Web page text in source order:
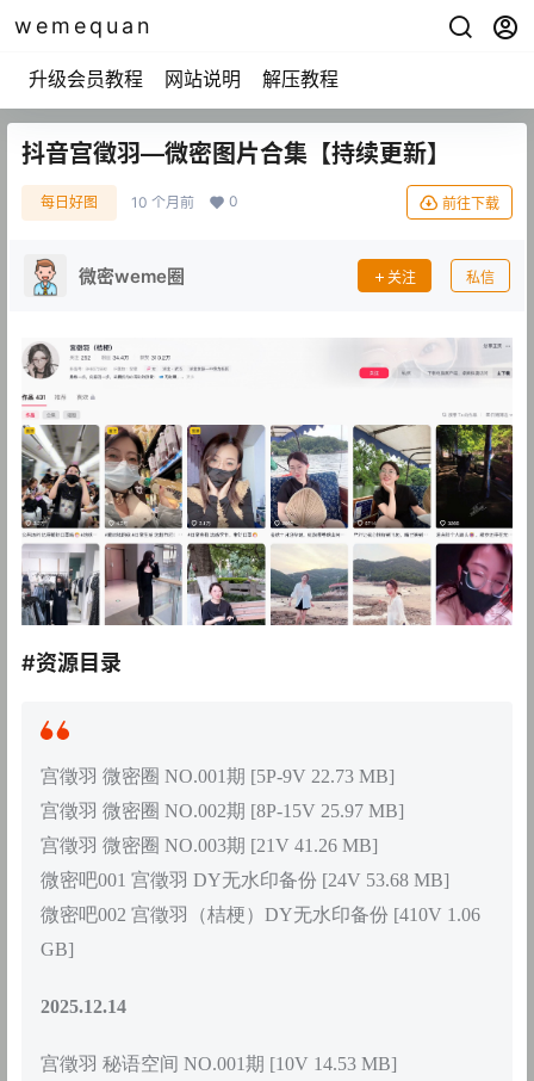
wemequan
升级会员教程 网站说明 解压教程
抖音宫徵羽—微密图片合集【持续更新】
每日好图 10 个月前 0 前往下载
微密weme圈 关注 私信
#资源目录
宫徵羽 微密圈 NO.001期 [5P-9V 22.73 MB]
宫徵羽 微密圈 NO.002期 [8P-15V 25.97 MB]
宫徵羽 微密圈 NO.003期 [21V 41.26 MB]
微密吧001 宫徵羽 DY无水印备份 [24V 53.68 MB]
微密吧002 宫徵羽（桔梗）DY无水印备份 [410V 1.06
GB]
2025.12.14
宫徵羽 秘语空间 NO.001期 [10V 14.53 MB]